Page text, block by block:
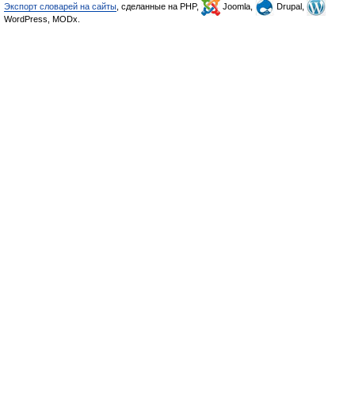
Экспорт словарей на сайты , сделанные на PHP, Joomla,
Drupal,
WordPress, MODx.